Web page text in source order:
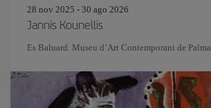
28 nov 2025 - 30 ago 2026
Jannis Kounellis
Es Baluard. Museu d’Art Contemporani de Palma